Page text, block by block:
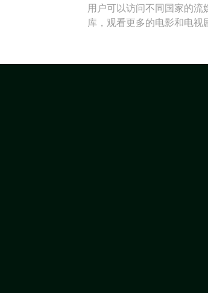
用户可以访问不同国家的流
库，观看更多的电影和电视